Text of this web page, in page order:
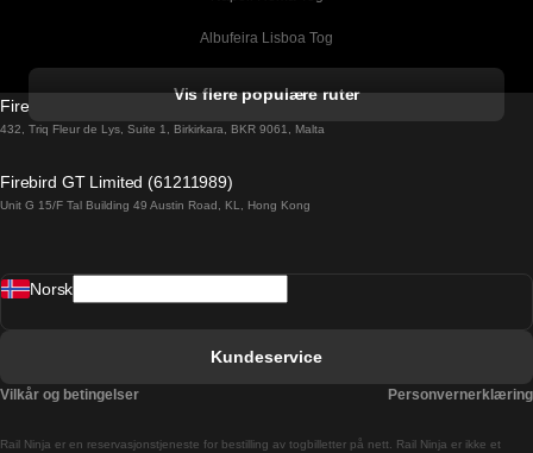
Albufeira Lisboa Tog
Barcelona Madrid Tog
Barcelona Sevilla Tog
Vis flere populære ruter
Firebird GT Limited (OC 1451)
432, Triq Fleur de Lys, Suite 1, Birkirkara, BKR 9061, Malta
Firebird GT Limited (61211989)
Unit G 15/F Tal Building 49 Austin Road, KL, Hong Kong
Rail Ninja er en reservasjons­tjeneste for bestilling av togbilletter på nett. Rail Ninja er ikke et
Norsk
Kundeservice
Vilkår og betingelser Personvernerklæring